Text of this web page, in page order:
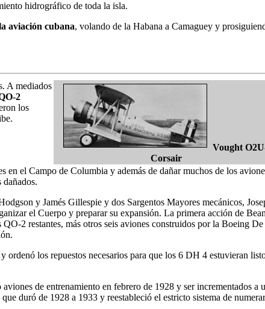
hidrográfico de toda la isla.
aviación cubana, volando de la Habana a Camaguey y
A mediados
2
los
Vought
Corsair
el Campo de Columbia y además de dañar muchos de los
y Jamés Gillespie y dos Sargentos Mayores mecánicos,
el Cuerpo y preparar su expansión. La primera acción de
2 restantes, más otros seis aviones construidos por la Boeing De
los repuestos necesarios para que los 6 DH 4 estuvieran
de entrenamiento en febrero de 1928 y ser incrementados a
duró de 1928 a 1933 y reestableció el estricto sistema de